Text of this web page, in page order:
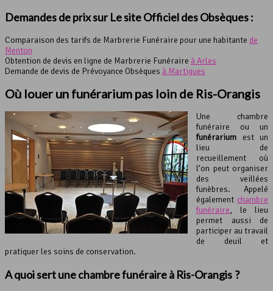
Demandes de prix sur Le site Officiel des Obsèques :
Comparaison des tarifs de Marbrerie Funéraire pour une habitante de
Menton
Obtention de devis en ligne de Marbrerie Funéraire à Arles
Demande de devis de Prévoyance Obsèques à Martigues
Où louer un funérarium pas loin de Ris-Orangis
Une chambre
funéraire ou un
funérarium est un
lieu de
recueillement où
l’on peut organiser
des veillées
funèbres. Appelé
également chambre
funéraire, le lieu
permet aussi de
participer au travail
de deuil et
pratiquer les soins de conservation.
A quoi sert unechambre funéraireà Ris-Orangis ?